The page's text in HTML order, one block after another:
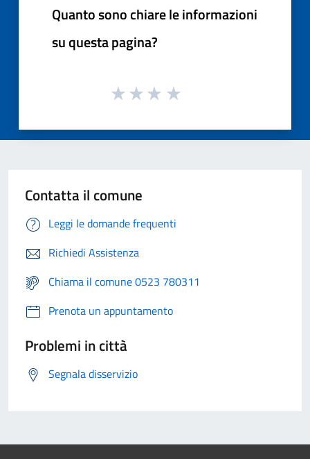
Quanto sono chiare le informazioni
su questa pagina?
Contatta il comune
Leggi le domande frequenti
Richiedi Assistenza
Chiama il comune 0523 780311
Prenota un appuntamento
Problemi in città
Segnala disservizio